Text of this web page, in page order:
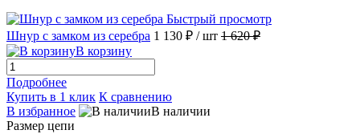
Быстрый просмотр
Шнур с замком из серебра 1 130 ₽ / шт 1 620 ₽
В корзину
Подробнее
Купить в 1 клик К сравнению
В избранное
В наличии
Размер цепи